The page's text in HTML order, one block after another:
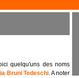
quelqu'uns des noms
Bruni Tedeschi. A noter